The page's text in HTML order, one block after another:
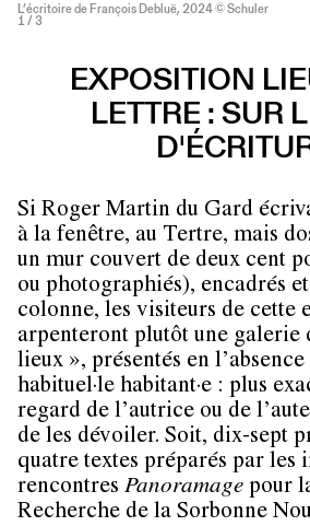
L’écritoire de François Debluë, 2024 © Schuler
1 / 3
EXPOSITION
LETTRE : SUR
Si Roger Martin du Gard
à la fenêtre, au Tertre, mais
un mur couvert de deux cent
ou photographiés), encadrés
colonne, les visiteurs de cette
arpenteront plutôt une galerie
lieux », présentés en l’absence
habituel·le habitant·e : plus
regard de l’autrice ou de
de les dévoiler. Soit, dix-sept
quatre textes préparés par les
rencontres Panoramage pour
Recherche de la Sorbonne